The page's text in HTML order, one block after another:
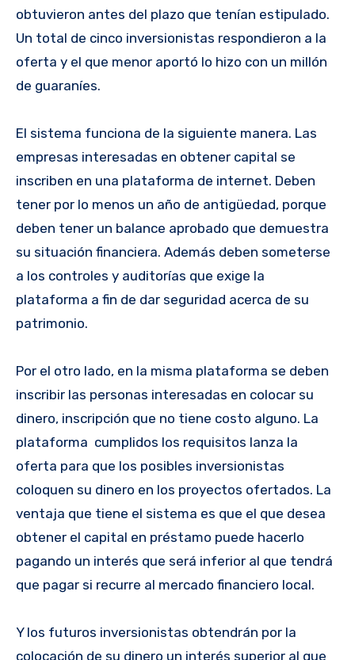
obtuvieron antes del plazo que tenían estipulado.
Un total de cinco inversionistas respondieron a la
oferta y el que menor aportó lo hizo con un millón
de guaraníes.
El sistema funciona de la siguiente manera. Las
empresas interesadas en obtener capital se
inscriben en una plataforma de internet. Deben
tener por lo menos un año de antigüedad, porque
deben tener un balance aprobado que demuestra
su situación financiera. Además deben someterse
a los controles y auditorías que exige la
plataforma a fin de dar seguridad acerca de su
patrimonio.
Por el otro lado, en la misma plataforma se deben
inscribir las personas interesadas en colocar su
dinero, inscripción que no tiene costo alguno. La
plataforma cumplidos los requisitos lanza la
oferta para que los posibles inversionistas
coloquen su dinero en los proyectos ofertados. La
ventaja que tiene el sistema es que el que desea
obtener el capital en préstamo puede hacerlo
pagando un interés que será inferior al que tendrá
que pagar si recurre al mercado financiero local.
Y los futuros inversionistas obtendrán por la
colocación de su dinero un interés superior al que